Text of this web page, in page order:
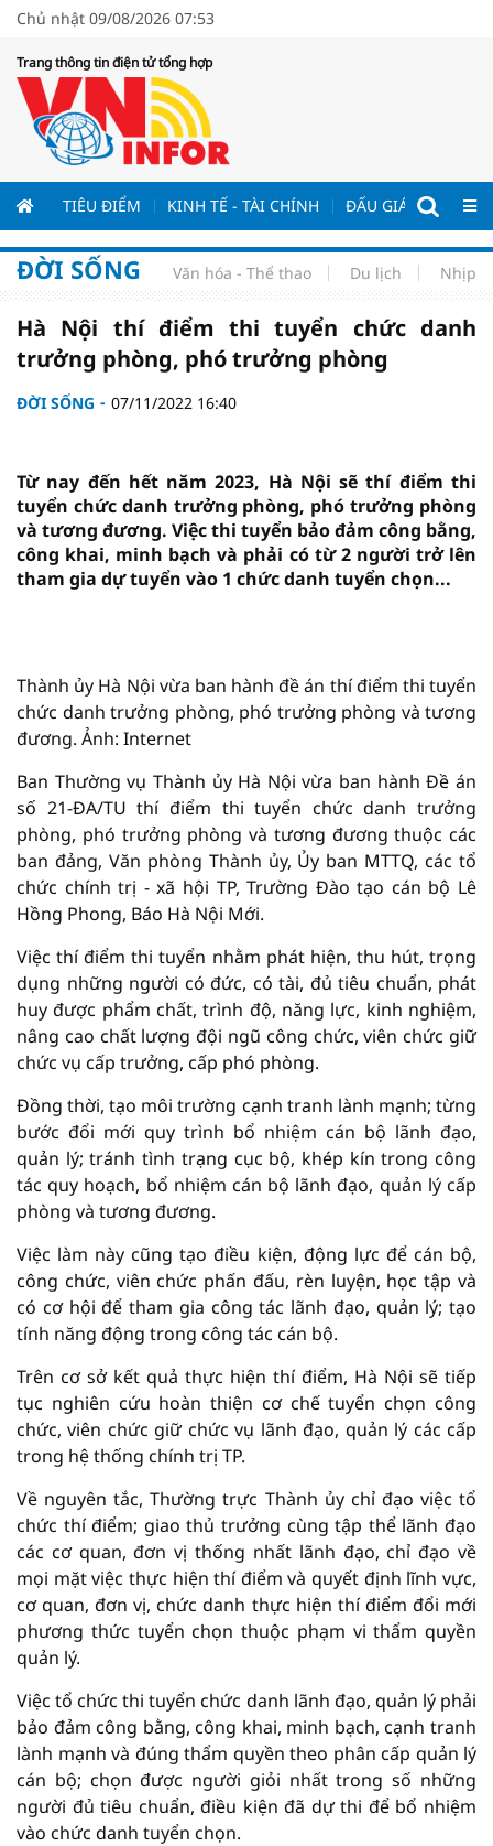
Chủ nhật 09/08/2026 07:53
Trang thông tin điện tử tổng hợp
TIÊU ĐIỂM KINH TẾ - TÀI CHÍNH ĐẤU GIÁ - ĐẤU
ĐỜI SỐNG Văn hóa - Thể thao Du lịch Nhịp
Hà Nội thí điểm thi tuyển chức danh
trưởng phòng, phó trưởng phòng
ĐỜI SỐNG 07/11/2022 16:40
Từ nay đến hết năm 2023, Hà Nội sẽ thí điểm thi
tuyển chức danh trưởng phòng, phó trưởng phòng
và tương đương. Việc thi tuyển bảo đảm công bằng,
công khai, minh bạch và phải có từ 2 người trở lên
tham gia dự tuyển vào 1 chức danh tuyển chọn...
Thành ủy Hà Nội vừa ban hành đề án thí điểm thi tuyển
chức danh trưởng phòng, phó trưởng phòng và tương
đương. Ảnh: Internet
Ban Thường vụ Thành ủy Hà Nội vừa ban hành Đề án
số 21-ĐA/TU thí điểm thi tuyển chức danh trưởng
phòng, phó trưởng phòng và tương đương thuộc các
ban đảng, Văn phòng Thành ủy, Ủy ban MTTQ, các tổ
chức chính trị - xã hội TP, Trường Đào tạo cán bộ Lê
Hồng Phong, Báo Hà Nội Mới.
Việc thí điểm thi tuyển nhằm phát hiện, thu hút, trọng
dụng những người có đức, có tài, đủ tiêu chuẩn, phát
huy được phẩm chất, trình độ, năng lực, kinh nghiệm,
nâng cao chất lượng đội ngũ công chức, viên chức giữ
chức vụ cấp trưởng, cấp phó phòng.
Đồng thời, tạo môi trường cạnh tranh lành mạnh; từng
bước đổi mới quy trình bổ nhiệm cán bộ lãnh đạo,
quản lý; tránh tình trạng cục bộ, khép kín trong công
tác quy hoạch, bổ nhiệm cán bộ lãnh đạo, quản lý cấp
phòng và tương đương.
Việc làm này cũng tạo điều kiện, động lực để cán bộ,
công chức, viên chức phấn đấu, rèn luyện, học tập và
có cơ hội để tham gia công tác lãnh đạo, quản lý; tạo
tính năng động trong công tác cán bộ.
Trên cơ sở kết quả thực hiện thí điểm, Hà Nội sẽ tiếp
tục nghiên cứu hoàn thiện cơ chế tuyển chọn công
chức, viên chức giữ chức vụ lãnh đạo, quản lý các cấp
trong hệ thống chính trị TP.
Về nguyên tắc, Thường trực Thành ủy chỉ đạo việc tổ
chức thí điểm; giao thủ trưởng cùng tập thể lãnh đạo
các cơ quan, đơn vị thống nhất lãnh đạo, chỉ đạo về
mọi mặt việc thực hiện thí điểm và quyết định lĩnh vực,
cơ quan, đơn vị, chức danh thực hiện thí điểm đổi mới
phương thức tuyển chọn thuộc phạm vi thẩm quyền
quản lý.
Việc tổ chức thi tuyển chức danh lãnh đạo, quản lý phải
bảo đảm công bằng, công khai, minh bạch, cạnh tranh
lành mạnh và đúng thẩm quyền theo phân cấp quản lý
cán bộ; chọn được người giỏi nhất trong số những
người đủ tiêu chuẩn, điều kiện đã dự thi để bổ nhiệm
vào chức danh tuyển chọn.